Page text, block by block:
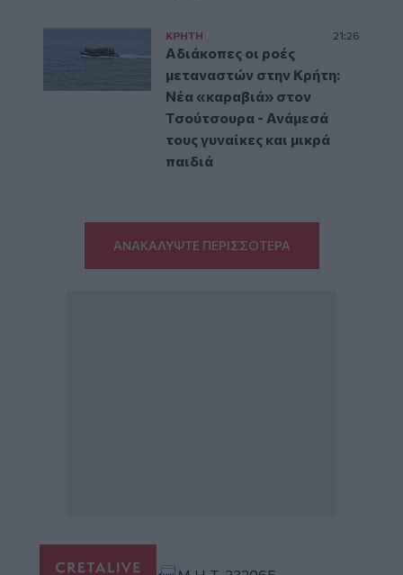
ΚΡΗΤΗ 21:26
Αδιάκοπες οι ροές
μεταναστών στην Κρήτη:
Νέα «καραβιά» στον
Τσούτσουρα - Ανάμεσά
τους γυναίκες και μικρά
παιδιά
ΑΝΑΚΑΛΥΨΤΕ ΠΕΡΙΣΣΟΤΕΡΑ